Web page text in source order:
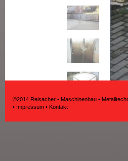
©2014 Reisacher • Maschinenbau •
• Impressum • Kontakt